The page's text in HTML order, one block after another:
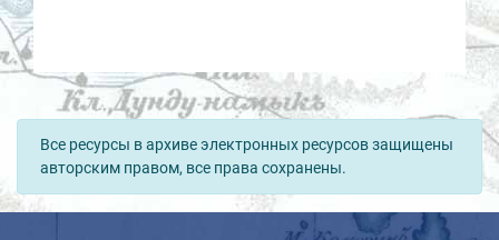
Все ресурсы в архиве электронных ресурсов защищены
авторским правом, все права сохранены.